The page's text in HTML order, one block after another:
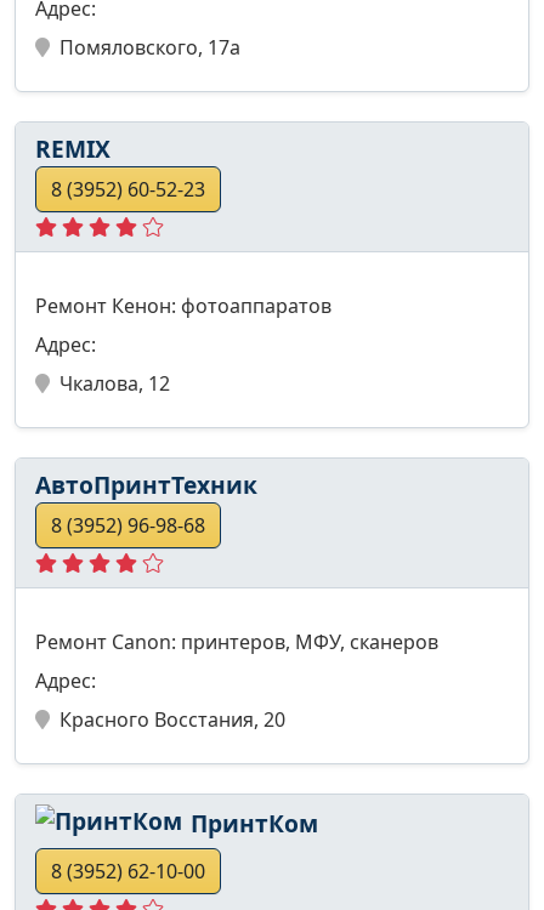
Адрес:
Помяловского, 17а
REMIX
8 (3952) 60-52-23
Ремонт Кенон: фотоаппаратов
Адрес:
Чкалова, 12
АвтоПринтТехник
8 (3952) 96-98-68
Ремонт Canon: принтеров, МФУ, сканеров
Адрес:
Красного Восстания, 20
ПринтКом
8 (3952) 62-10-00